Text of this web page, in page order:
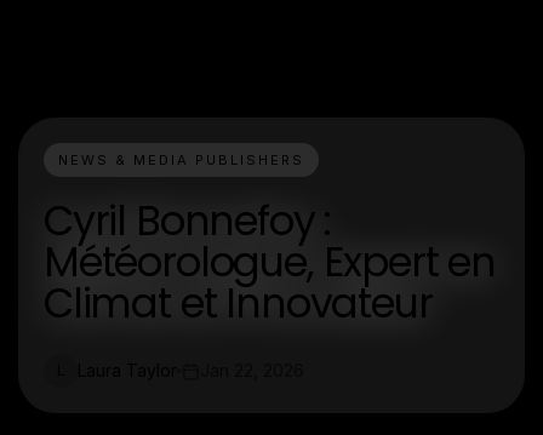
NEWS & MEDIA PUBLISHERS
Cyril Bonnefoy :
Météorologue, Expert en
Climat et Innovateur